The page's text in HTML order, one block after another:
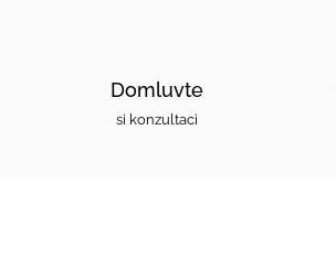
Domluvte
si konzultaci